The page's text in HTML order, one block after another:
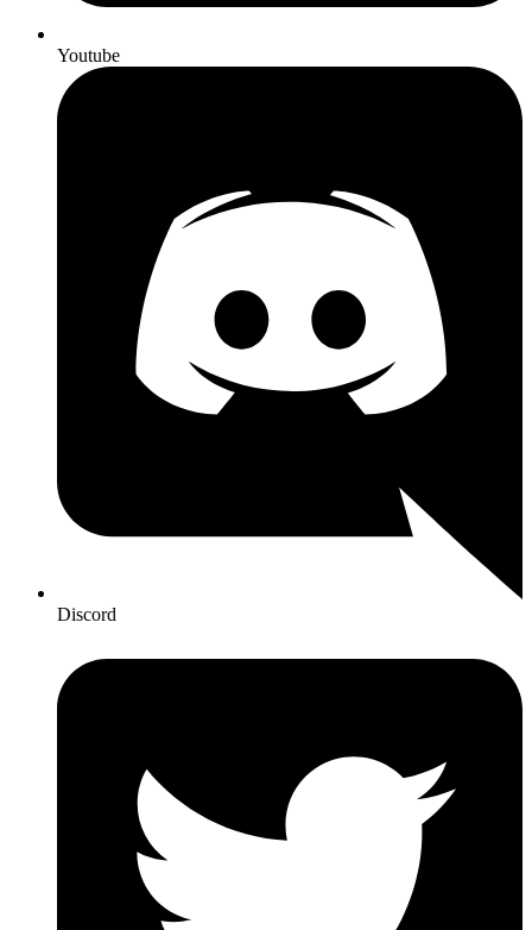
Youtube
Discord